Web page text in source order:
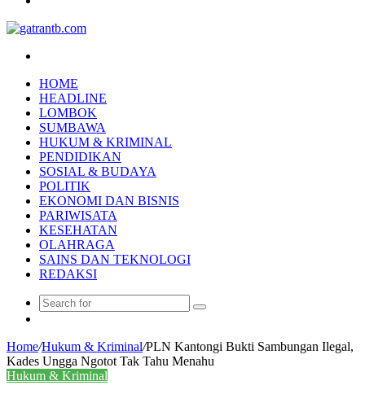
HOME
HEADLINE
LOMBOK
SUMBAWA
HUKUM & KRIMINAL
PENDIDIKAN
SOSIAL & BUDAYA
POLITIK
EKONOMI DAN BISNIS
PARIWISATA
KESEHATAN
OLAHRAGA
SAINS DAN TEKNOLOGI
REDAKSI
Search
Home/Hukum & Kriminal/PLN Kantongi Bukti Sambungan Ilegal,
Kades Ungga Ngotot Tak Tahu Menahu
Hukum & Kriminal